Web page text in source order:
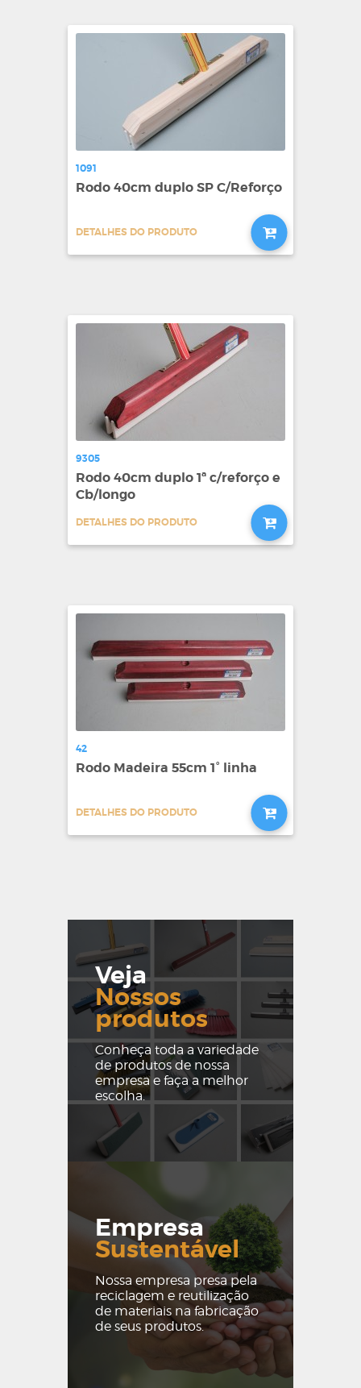
1091
Rodo 40cm duplo SP C/Reforço
DETALHES DO PRODUTO
9305
Rodo 40cm duplo 1ª c/reforço e
Cb/longo
DETALHES DO PRODUTO
42
Rodo Madeira 55cm 1° linha
DETALHES DO PRODUTO
Veja
Nossos
produtos
Conheça toda a variedade
de produtos de nossa
empresa e faça a melhor
escolha.
Empresa
Sustentável
Nossa empresa presa pela
reciclagem e reutilização
de materiais na fabricação
de seus produtos.